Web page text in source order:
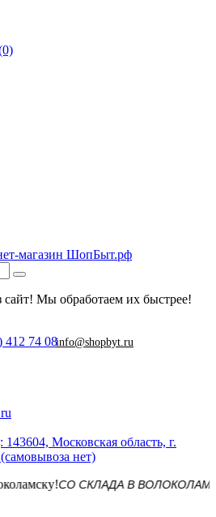
сайт! Мы обработаем их быстрее!
412 74 08info@shopbyt.ru
Московская область, г.
нет)
СО СКЛАДА В ВОЛОКОЛАМСКЕ!